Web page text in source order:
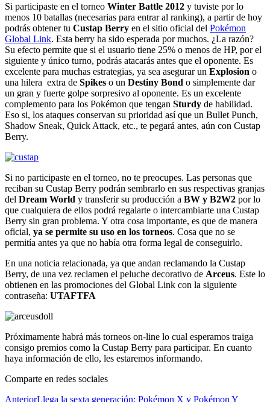
Si participaste en el torneo Winter Battle 2012 y tuviste por lo
menos 10 batallas (necesarias para entrar al ranking), a partir de hoy
podrás obtener tu Custap Berry en el sitio oficial del Pokémon
Global Link. Esta berry ha sido esperada por muchos. ¿La razón?
Su efecto permite que si el usuario tiene 25% o menos de HP, por el
siguiente y único turno, podrás atacarás antes que el oponente. Es
excelente para muchas estrategias, ya sea asegurar un Explosion o
una hilera extra de Spikes o un Destiny Bond o simplemente dar
un gran y fuerte golpe sorpresivo al oponente. Es un excelente
complemento para los Pokémon que tengan Sturdy de habilidad.
Eso si, los ataques conservan su prioridad así que un Bullet Punch,
Shadow Sneak, Quick Attack, etc., te pegará antes, aún con Custap
Berry.
Si no participaste en el torneo, no te preocupes. Las personas que
reciban su Custap Berry podrán sembrarlo en sus respectivas granjas
del Dream World y transferir su producción a BW y B2W2 por lo
que cualquiera de ellos podrá regalarte o intercambiarte una Custap
Berry sin gran problema. Y otra cosa importante, es que de manera
oficial, ya se permite su uso en los torneos. Cosa que no se
permitía antes ya que no había otra forma legal de conseguirlo.
En una noticia relacionada, ya que andan reclamando la Custap
Berry, de una vez reclamen el peluche decorativo de Arceus. Este lo
obtienen en las promociones del Global Link con la siguiente
contraseña: UTAFTFA
Próximamente habrá más torneos on-line lo cual esperamos traiga
consigo premios como la Custap Berry para participar. En cuanto
haya información de ello, les estaremos informando.
Comparte en redes sociales
AnteriorLlega la sexta generación; Pokémon X y Pokémon Y